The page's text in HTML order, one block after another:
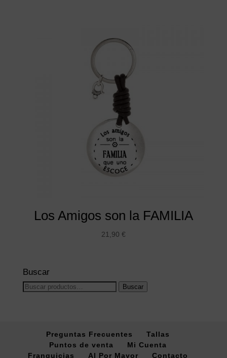
Los Amigos son la FAMILIA
21,90 €
Buscar
Buscar
Buscar
Preguntas Frecuentes
Tallas
Puntos de venta
Mi Cuenta
Franquicias
Al Por Mayor Contacto